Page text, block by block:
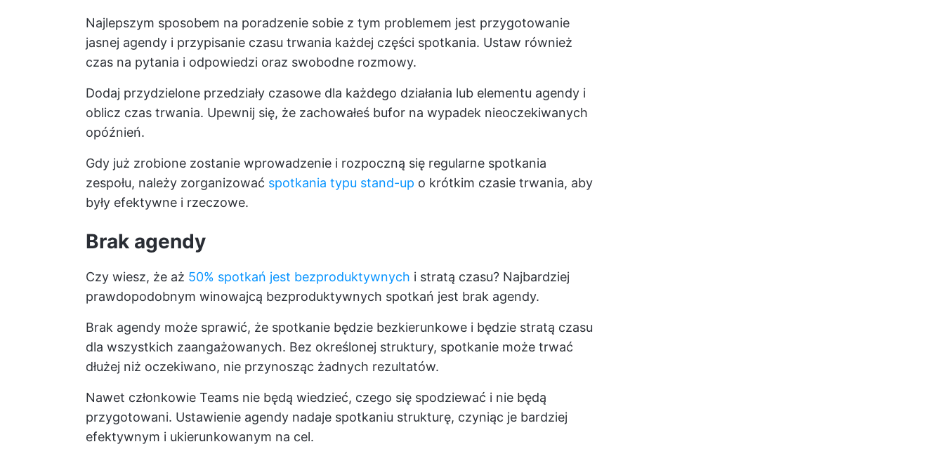
Najlepszym sposobem na poradzenie sobie z tym problemem jest przygotowanie
jasnej agendy i przypisanie czasu trwania każdej części spotkania. Ustaw również
czas na pytania i odpowiedzi oraz swobodne rozmowy.
Dodaj przydzielone przedziały czasowe dla każdego działania lub elementu agendy i
oblicz czas trwania. Upewnij się, że zachowałeś bufor na wypadek nieoczekiwanych
opóźnień.
Gdy już zrobione zostanie wprowadzenie i rozpoczną się regularne spotkania
zespołu, należy zorganizować spotkania typu stand-up o krótkim czasie trwania, aby
były efektywne i rzeczowe.
Brak agendy
Czy wiesz, że aż 50% spotkań jest bezproduktywnych i stratą czasu? Najbardziej
prawdopodobnym winowajcą bezproduktywnych spotkań jest brak agendy.
Brak agendy może sprawić, że spotkanie będzie bezkierunkowe i będzie stratą czasu
dla wszystkich zaangażowanych. Bez określonej struktury, spotkanie może trwać
dłużej niż oczekiwano, nie przynosząc żadnych rezultatów.
Nawet członkowie Teams nie będą wiedzieć, czego się spodziewać i nie będą
przygotowani. Ustawienie agendy nadaje spotkaniu strukturę, czyniąc je bardziej
efektywnym i ukierunkowanym na cel.